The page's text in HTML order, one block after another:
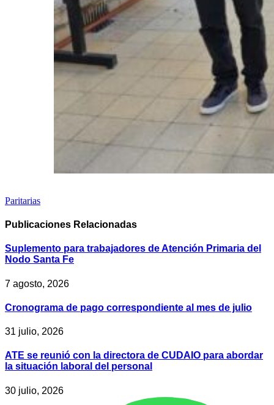
Paritarias
Publicaciones Relacionadas
Suplemento para trabajadores de Atención Primaria del
Nodo Santa Fe
7 agosto, 2026
Cronograma de pago correspondiente al mes de julio
31 julio, 2026
ATE se reunió con la directora de CUDAIO para abordar
la situación laboral del personal
30 julio, 2026